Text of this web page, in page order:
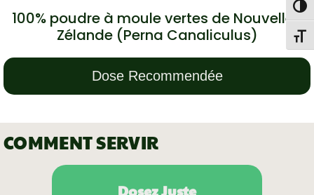
Dose Recommendée
100% poudre à moule vertes de Nouvelle-
Zélande (Perna Canaliculus)
COMMENT SERVIR
Dosez Juste